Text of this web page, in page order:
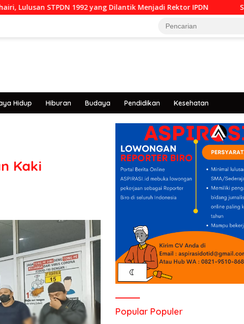
1992 yang Dilantik Menjadi Rektor IPDN Sederhana
Hidup Hiburan Budaya Pendidikan Kesehatan
Kaki
Popular Populer